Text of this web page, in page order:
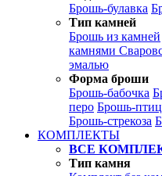
Брошь-булавка
Тип камней
Брошь из камней
камнями
эмалью
Форма броши
Брошь-бабочка
перо Брошь-
Брошь-стрекоза
КОМПЛЕКТЫ
ВСЕ
Тип камня